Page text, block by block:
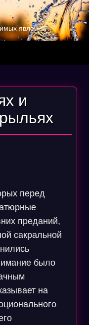
явлений
и
перед
преданий,
сакральной
было
на